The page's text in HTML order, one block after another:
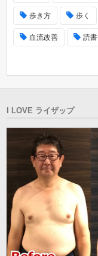
歩き方 歩く
血流改善 読書
I LOVE ライザップ